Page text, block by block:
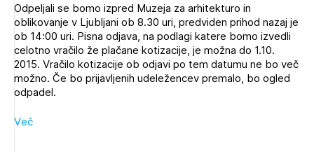
Odpeljali se bomo izpred Muzeja za arhitekturo in
oblikovanje v Ljubljani ob 8.30 uri, predviden prihod nazaj je
ob 14:00 uri. Pisna odjava, na podlagi katere bomo izvedli
celotno vračilo že plačane kotizacije, je možna do 1.10.
2015. Vračilo kotizacije ob odjavi po tem datumu ne bo več
možno. Če bo prijavljenih udeležencev premalo, bo ogled
odpadel.
Več